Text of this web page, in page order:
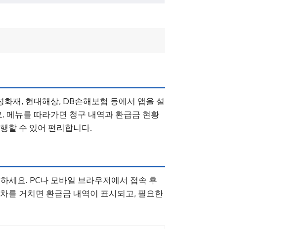
재, 현대해상, DB손해보험 등에서 앱을 설
메뉴를 따라가면 청구 내역과 환급금 현황
할 수 있어 편리합니다.
세요. PC나 모바일 브라우저에서 접속 후
를 거치면 환급금 내역이 표시되고, 필요한